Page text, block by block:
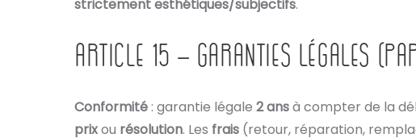
strictement esthétiques/subjectifs.
ARTICLE 15 – GARANTIES LÉGALES
Conformité : garantie légale 2 ansà compter de la
prixou résolution. Les frais (retour, réparation,